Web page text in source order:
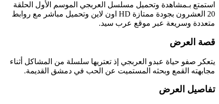
استمتع بـمشاهدة وتحميل مسلسل العربجي الموسم الأول الحلقة
20 العشرون بجودة ممتازة HD اون لاين وتحميل مباشر مع روابط
متعددة وسريعة عبر موقع عرب سيد.
قصة العرض
يتعكر صفو حياة عبدو العربجي إذ تعتريها سلسلة من المشاكل أثناء
مجابهته القمع وبحثه المستميت عن الحب في دمشق القديمة.
تفاصيل العرض